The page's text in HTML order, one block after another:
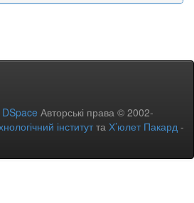
Авторські права © 2002-
інститутта Х’юлет Пакард -